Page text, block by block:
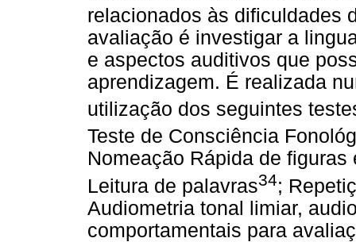
relacionados às dificuldades
avaliação é investigar a
e aspectos auditivos que
aprendizagem. É realizada
utilização dos seguintes
Teste de Consciência
Nomeação Rápida de
Leitura de palavras34;
Audiometria tonal limiar,
comportamentais para